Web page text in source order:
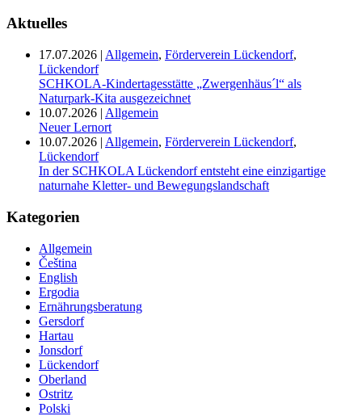
Aktuelles
17.07.2026 | Allgemein, Förderverein Lückendorf,
Lückendorf
SCHKOLA-Kindertagesstätte „Zwergenhäus´l“ als
Naturpark-Kita ausgezeichnet
10.07.2026 | Allgemein
Neuer Lernort
10.07.2026 | Allgemein, Förderverein Lückendorf,
Lückendorf
In der SCHKOLA Lückendorf entsteht eine einzigartige
naturnahe Kletter- und Bewegungslandschaft
Kategorien
Allgemein
Čeština
English
Ergodia
Ernährungsberatung
Gersdorf
Hartau
Jonsdorf
Lückendorf
Oberland
Ostritz
Polski